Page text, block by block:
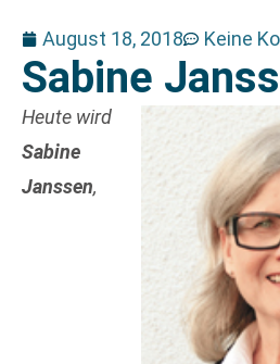
August 18, 2018 Keine
Sabine
Heute wird
Sabine
Janssen,